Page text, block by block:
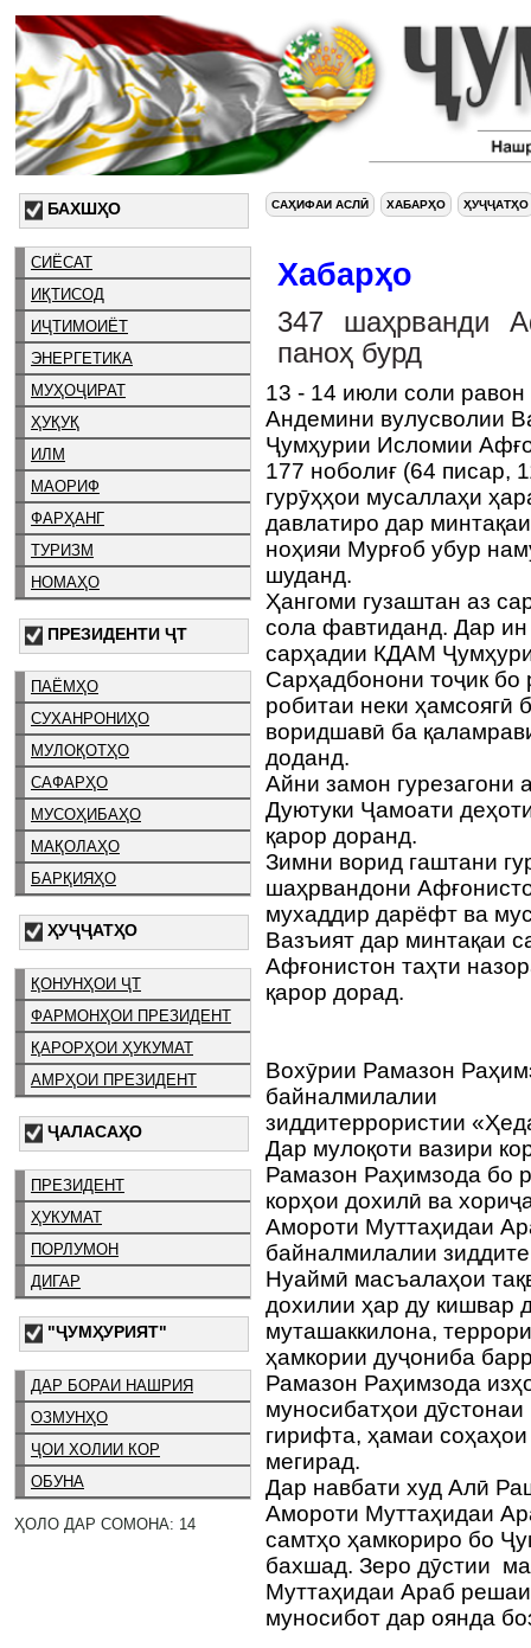
БАХШҲО
СИЁСАТ
ИҚТИСОД
ИҶТИМОИЁТ
ЭНЕРГЕТИКА
МУҲОҶИРАТ
ҲУҚУҚ
ИЛМ
МАОРИФ
ФАРҲАНГ
ТУРИЗМ
НОМАҲО
ПРЕЗИДЕНТИ ҶТ
ПАЁМҲО
СУХАНРОНИҲО
МУЛОҚОТҲО
САФАРҲО
МУСОҲИБАҲО
МАҚОЛАҲО
БАРҚИЯҲО
ҲУҶҶАТҲО
ҚОНУНҲОИ ҶТ
ФАРМОНҲОИ ПРЕЗИДЕНТ
ҚАРОРҲОИ ҲУКУМАТ
АМРҲОИ ПРЕЗИДЕНТ
ҶАЛАСАҲО
ПРЕЗИДЕНТ
ҲУКУМАТ
ПОРЛУМОН
ДИГАР
"ҶУМҲУРИЯТ"
ДАР БОРАИ НАШРИЯ
ОЗМУНҲО
ҶОИ ХОЛИИ КОР
ОБУНА
ҲОЛО ДАР СОМОНА: 14
САҲИФАИ АСЛӢ ХАБАРҲО ҲУҶҶАТҲО
Хабарҳо
347 шаҳрванди
паноҳ бурд
13 - 14 июли соли равон
Андемини вулусволии
Ҷумҳурии Исломии
177 ноболиғ (64 писар,
гурӯҳҳои мусаллаҳи
давлатиро дар
ноҳияи Мурғоб убур
шуданд.
Ҳангоми гузаштан аз
сола фавтиданд. Дар
сарҳадии КДАМ
Сарҳадбонони тоҷик бо
робитаи неки ҳамсоягӣ
воридшавӣ ба
доданд.
Айни замон гурезагони
Дуютуки Ҷамоати
қарор доранд.
Зимни ворид гаштани
шаҳрвандони
мухаддир дарёфт ва
Вазъият дар минтақаи
Афғонистон таҳти
қарор дорад.
Вохӯрии Рамазон
байналмилалии
зиддитеррористии
Дар мулоқоти вазири
Рамазон Раҳимзода бо
корҳои дохилӣ ва
Амороти Муттаҳидаи
байналмилалии
Нуаймӣ масъалаҳои
дохилии ҳар ду кишвар
муташаккилона,
ҳамкории дуҷониба
Рамазон Раҳимзода
муносибатҳои
гирифта, ҳамаи
мегирад.
Дар навбати худ Алӣ
Амороти Муттаҳидаи
самтҳо ҳамкориро бо
бахшад. Зеро дӯстии
Муттаҳидаи Араб
муносибот дар оянда